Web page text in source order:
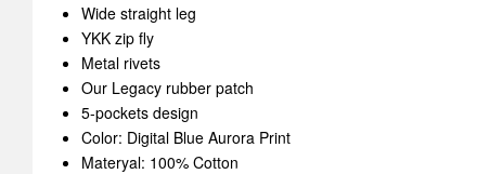
Wide straight leg
YKK zip fly
Metal rivets
Our Legacy rubber patch
5-pockets design
Color: Digital Blue Aurora Print
Materyal: 100% Cotton